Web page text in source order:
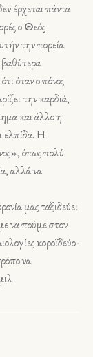
έρχεται πάντα
ο Θεός
την πορεία
βα­θύτερα
όταν ο πόνος
την καρδιά,
και άλλο η
ελπίδα. Η
όπως πολύ
αλλά να
μας ταξιδεύει
να πούμε στον
κοροϊδεύο­
να